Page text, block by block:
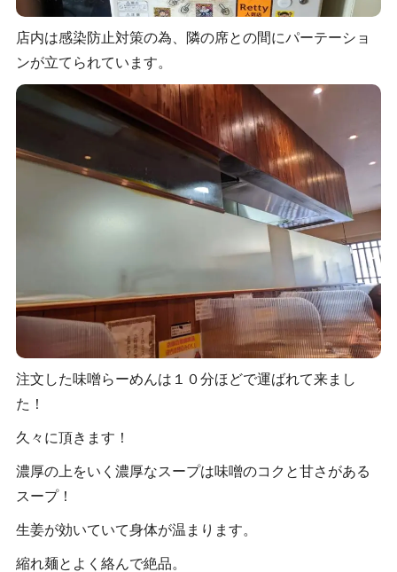
店内は感染防止対策の為、隣の席との間にパーテーショ
ンが立てられています。
注文した味噌らーめんは１０分ほどで運ばれて来まし
た！
久々に頂きます！
濃厚の上をいく濃厚なスープは味噌のコクと甘さがある
スープ！
生姜が効いていて身体が温まります。
縮れ麺とよく絡んで絶品。